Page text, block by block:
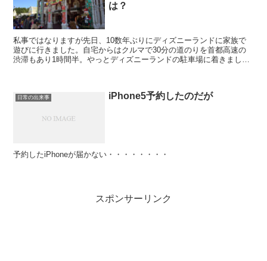
は？
私事ではなりますが先日、10数年ぶりにディズニーランドに家族で
遊びに行きました。自宅からはクルマで30分の道のりを首都高速の
渋滞もあり1時間半。やっとディズニーランドの駐車場に着きまし
日常の出来事 iPhone5予約したのだが
予約したiPhoneが届かない・・・・・・・・
スポンサーリンク